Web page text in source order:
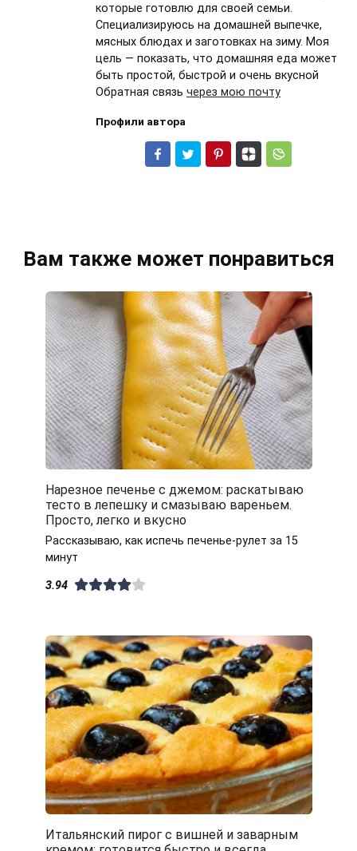
которые готовлю для своей семьи.
Специализируюсь на домашней выпечке,
мясных блюдах и заготовках на зиму. Моя
цель — показать, что домашняя еда может
быть простой, быстрой и очень вкусной
Обратная связь через мою почту
Профили автора
Вам также может понравиться
Нарезное печенье с джемом: раскатываю
тесто в лепешку и смазываю вареньем.
Просто, легко и вкусно
Рассказываю, как испечь печенье-рулет за 15
минут
3.94
Итальянский пирог с вишней и заварным